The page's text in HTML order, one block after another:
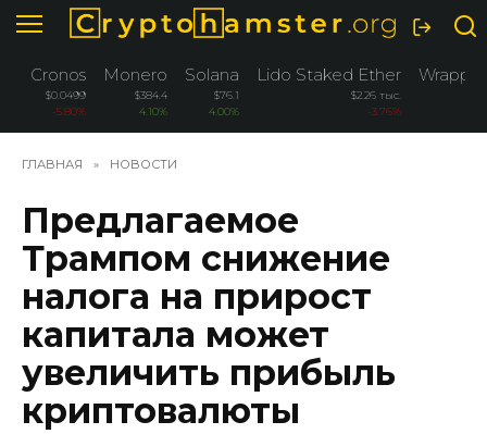
Перейти
содержанию
Cronos
$0.0499
-5.80%
Monero
$384.4
4.10%
Solana
$76.1
4.00%
Lido Staked Ether
$2.26 тыс.
-3.76%
ГЛАВНАЯ » НОВОСТИ
Предлагаемое
Трампом снижение
налога на прирост
капитала может
увеличить прибыль
криптовалюты